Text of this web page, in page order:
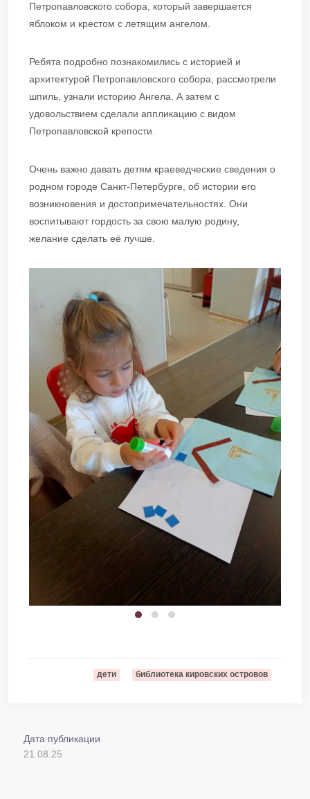
Петропавловского собора, который завершается
яблоком и крестом с летящим ангелом.
Ребята подробно познакомились с историей и
архитектурой Петропавловского собора, рассмотрели
шпиль, узнали историю Ангела. А затем с
удовольствием сделали аппликацию с видом
Петропавловской крепости.
Очень важно давать детям краеведческие сведения о
родном городе Санкт-Петербурге, об истории его
возникновения и достопримечательностях. Они
воспитывают гордость за свою малую родину,
желание сделать её лучше.
дети библиотека кировских островов
Дата публикации
21.08.25